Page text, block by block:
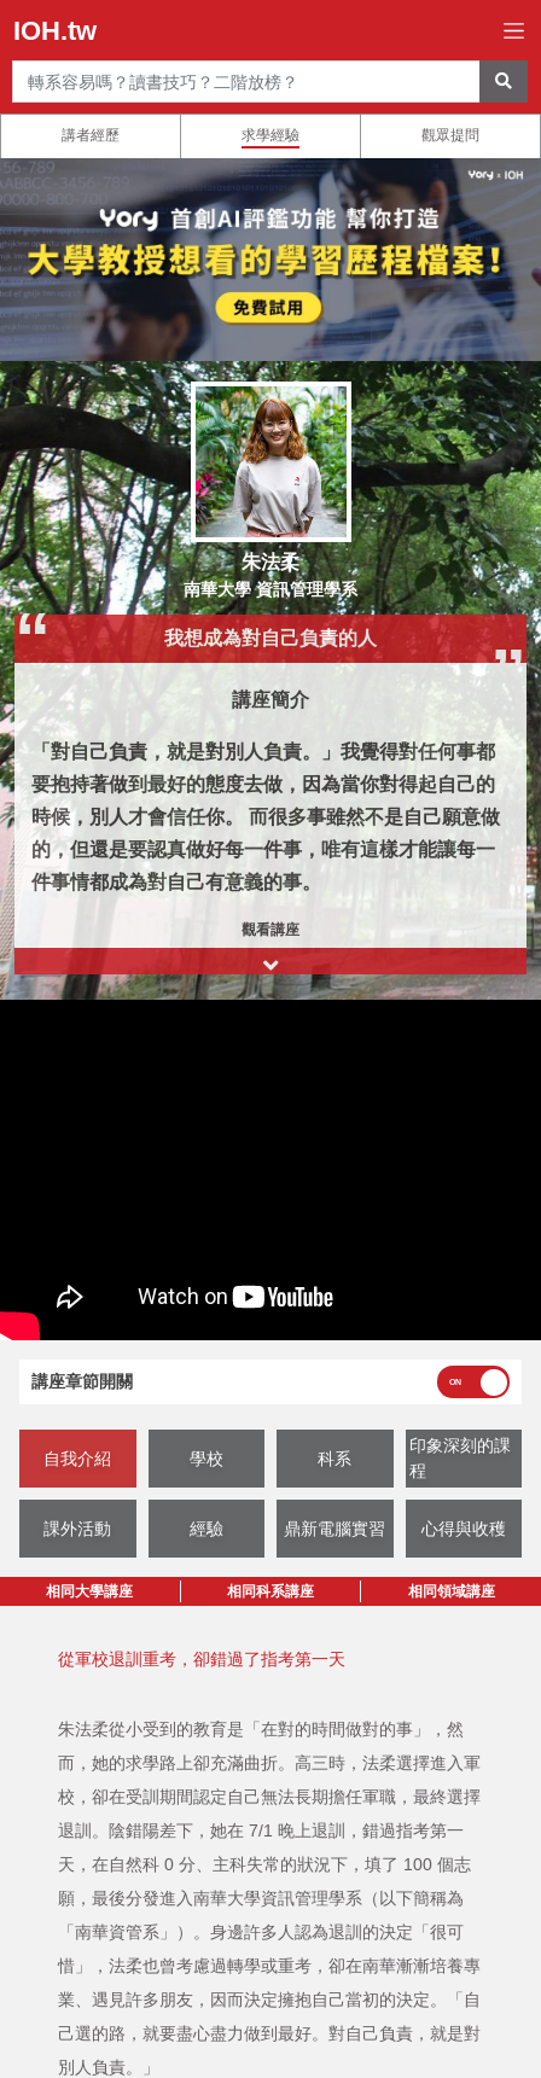
IOH.tw
講者經歷 求學經驗 觀眾提問
朱法柔
南華大學 資訊管理學系
我想成為對自己負責的人
講座簡介
「對自己負責，就是對別人負責。」我覺得對任何事都
要抱持著做到最好的態度去做，因為當你對得起自己的
時候，別人才會信任你。 而很多事雖然不是自己願意做
的，但還是要認真做好每一件事，唯有這樣才能讓每一
件事情都成為對自己有意義的事。
觀看講座
講座章節開關
自我介紹 學校 科系
印象深刻的課
程
課外活動 經驗 鼎新電腦實習 心得與收穫
相同大學講座 相同科系講座 相同領域講座
從軍校退訓重考，卻錯過了指考第一天
朱法柔從小受到的教育是「在對的時間做對的事」，然
而，她的求學路上卻充滿曲折。高三時，法柔選擇進入軍
校，卻在受訓期間認定自己無法長期擔任軍職，最終選擇
退訓。陰錯陽差下，她在 7/1 晚上退訓，錯過指考第一
天，在自然科 0 分、主科失常的狀況下，填了 100 個志
願，最後分發進入南華大學資訊管理學系（以下簡稱為
「南華資管系」）。身邊許多人認為退訓的決定「很可
惜」，法柔也曾考慮過轉學或重考，卻在南華漸漸培養專
業、遇見許多朋友，因而決定擁抱自己當初的決定。「自
己選的路，就要盡心盡力做到最好。對自己負責，就是對
別人負責。」